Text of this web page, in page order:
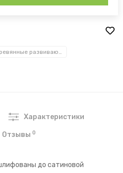
Деревянные развивающие игрушки
Характеристики
Отзывы0
до сатиновой